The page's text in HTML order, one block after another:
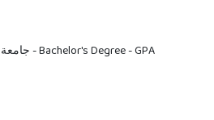
جامعة العلوم والتكنولوجيا الاردنية - Bachelor's Degree-GPA